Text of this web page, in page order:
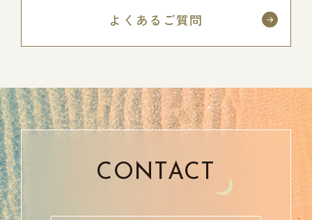
よくあるご質問
CONTACT